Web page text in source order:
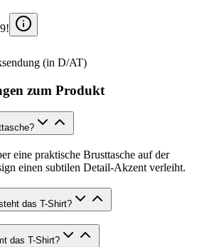
(in D/AT)
zum Produkt
eine praktische Brusttasche auf der
einen subtilen Detail-Akzent verleiht.
das T-Shirt?
das T-Shirt?